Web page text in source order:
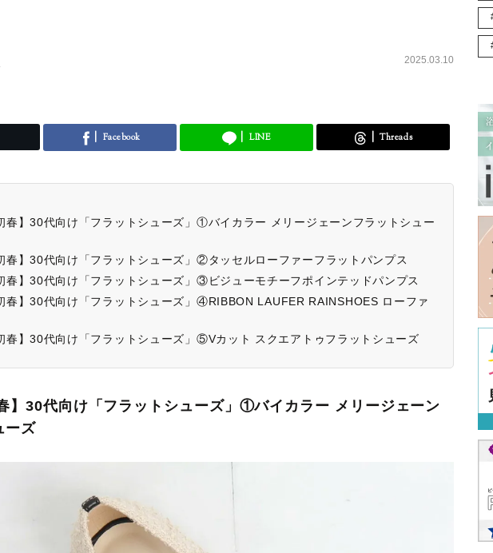
2025.03.10
Facebook LINE Threads
春】30代向け「フラットシューズ」①バイカラー メリージェーンフラットシュー
春】30代向け「フラットシューズ」②タッセルローファーフラットパンプス
春】30代向け「フラットシューズ」③ビジューモチーフポインテッドパンプス
春】30代向け「フラットシューズ」④RIBBON LAUFER RAINSHOES ローファ
春】30代向け「フラットシューズ」⑤Vカット スクエアトゥフラットシューズ
】30代向け「フラットシューズ」①バイカラー メリージェーン
ーズ